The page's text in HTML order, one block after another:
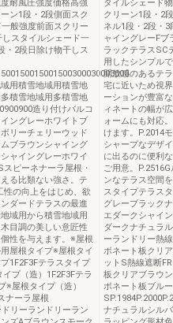
耐風圧強度価格高強
ン1段・2段側面スク
般強度前面スクリー
スタイルシェード一
・2段日除け物干しス
用積雪地域用積雪地
積雪地域用多積雪地
造り付けバルコ
ングレーホワイトブ
リーチェリーウッド
ブラウンシャイング
ャイングレーホワイ
ピーネナーラ屋根・
る比類ない強さ。テ
性の向上をはじめ、欲
ダードテラスの最進
域用から積雪地域用
目調の美しい意匠性
性を与えます。※屋根
屋根タイプ※屋根タイ
1F2F3Fテラスタイプ
プ（造）1F2F3Fテラ
※屋根タイプ（造）
ナーラ屋根
リーランドリーラン
タイルシェード
クリーン1段・2
ネル1段・2段・
ャイングレーFブ
ラックテラスSC
用したシンプル
開放感のあるテ
宅に近いため視
ーションが豊富
ィネートの幅が
ォームにも対応
けます。P.2014
シャープなデザ
に出るのに便利
ご用意。
ンなテラス空間
スタイプテラス
グレーブラック
エダークシャイ
ダークナチュラ
ーランドリー熱
ボネート板クリ
ットS熱線遮断
板クリアブラウ
ボネート板ブル
ナチュラルシル